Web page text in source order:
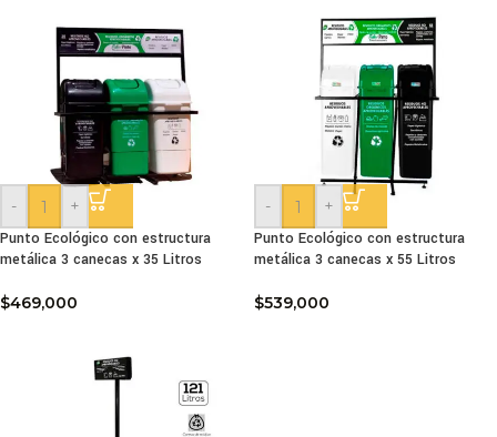
-
+
Punto Ecológico con estructura
metálica 3 canecas x 35 Litros
$469,000
-
+
Punto Ecológico con estructura
metálica 3 canecas x 55 Litros
$539,000